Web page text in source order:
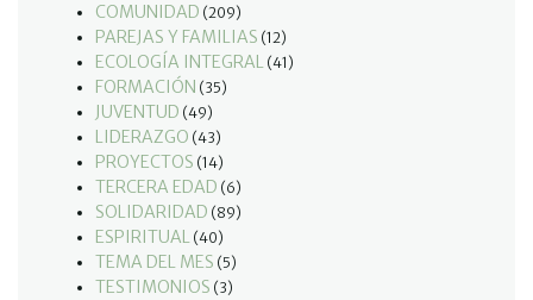
COMUNIDAD (209)
PAREJAS Y FAMILIAS (12)
ECOLOGÍA INTEGRAL (41)
FORMACIÓN (35)
JUVENTUD (49)
LIDERAZGO (43)
PROYECTOS (14)
TERCERA EDAD (6)
SOLIDARIDAD (89)
ESPIRITUAL (40)
TEMA DEL MES (5)
TESTIMONIOS (3)